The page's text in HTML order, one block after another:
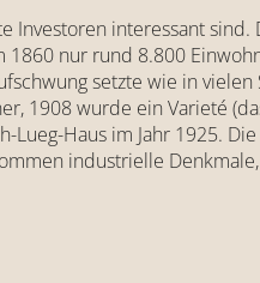
interessant sind.
nur rund 8.800
setzte wie in vielen
1908 wurde ein Varieté
Haus im Jahr 1925.
industrielle